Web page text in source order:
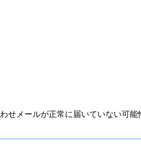
メールが正常に届いていない可能